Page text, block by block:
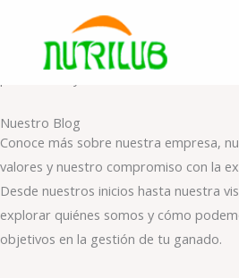
contenido
A descriptive paragraph that tells
Nuestro Blog
Conoce más sobre nuestra empresa,
valores y nuestro compromiso con la
Desde nuestros inicios hasta nuestra
explorar quiénes somos y cómo
objetivos en la gestión de tu ganado.